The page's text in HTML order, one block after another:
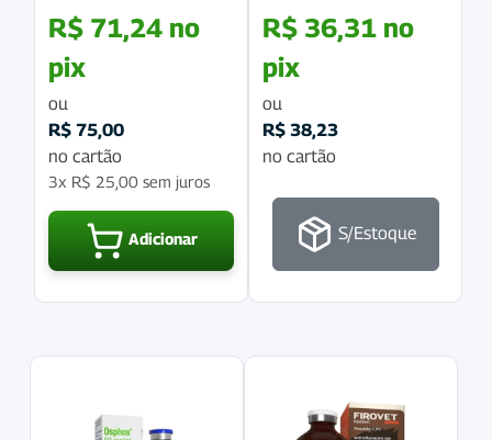
R$ 71,24 no
pix
ou
R$ 75,00
no cartão
3x R$ 25,00 sem juros
Adicionar
R$ 36,31 no
pix
ou
R$ 38,23
no cartão
S/Estoque